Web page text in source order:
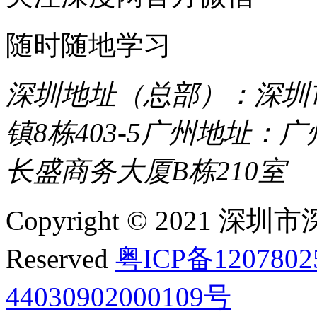
随时随地学习
深圳地址（总部）：深
镇8栋403-5广州地址：
长盛商务大厦B栋210室
Copyright © 2021 深圳市
Reserved 粤ICP备
44030902000109号